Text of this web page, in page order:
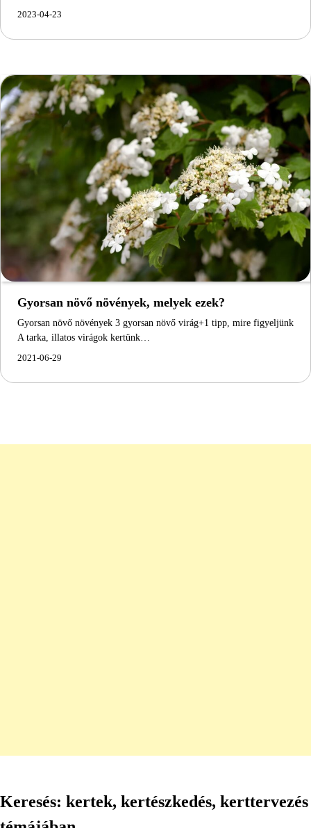
2023-04-23
Gyorsan növő növények, melyek ezek?
Gyorsan növő növények 3 gyorsan növő virág+1 tipp, mire figyeljünk
A tarka, illatos virágok kertünk…
2021-06-29
Keresés: kertek, kertészkedés, kerttervezés